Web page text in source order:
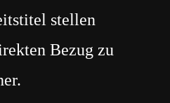
stellen
Bezug zu